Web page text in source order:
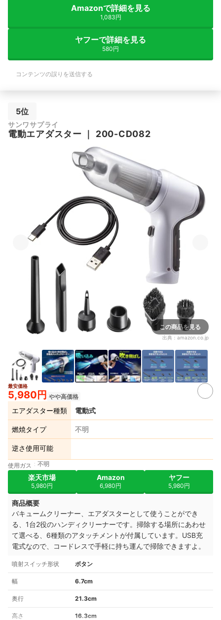
Amazonで詳細を見る
1,083円
ヤフーで詳細を見る
580円
コンテンツの誤りを送信する
5位
サンワサプライ
電動エアダスター ｜ 200-CD082
この商品を見る
出典： amazon.co.jp
最安価格
5,980円 やや高価格
エアダスター種類 電動式
燃焼タイプ 不明
逆さ使用可能
使用ガス 不明
楽天市場
5,980円
Amazon
6,980円
ヤフー
5,980円
商品概要
バキュームクリーナー、エアダスターとして使うことができ
る、1台2役のハンディクリーナーです。掃除する場所にあわせ
て選べる、6種類のアタッチメントが付属しています。USB充
電式なので、コードレスで手軽に持ち運んで掃除できますよ。
噴射スイッチ形状 ボタン
幅 6.7cm
奥行 21.3cm
高さ 16.3cm